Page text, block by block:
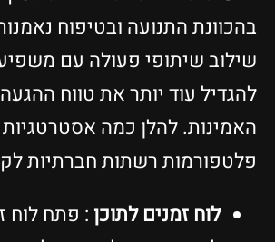
בהכוונת התנועה ובטיפוח
שילוב שיתופי פעולה עם
להגדיל עוד יותר את טווח
האמינות. להלן כמה אסטרטגיות
פלטפורמות רשתות חברתיות
לוח זמנים לתוכן : פתח לוח